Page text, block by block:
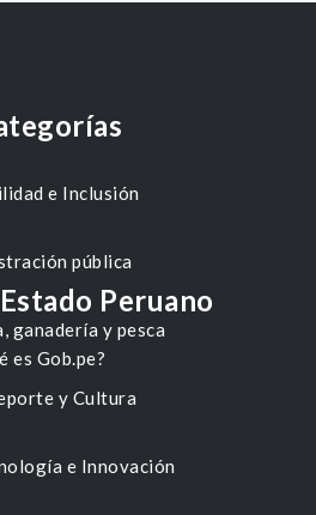
e Inclusión
pública
ganadería y pesca
y Cultura
e Innovación
Peruano
es Gob.pe?